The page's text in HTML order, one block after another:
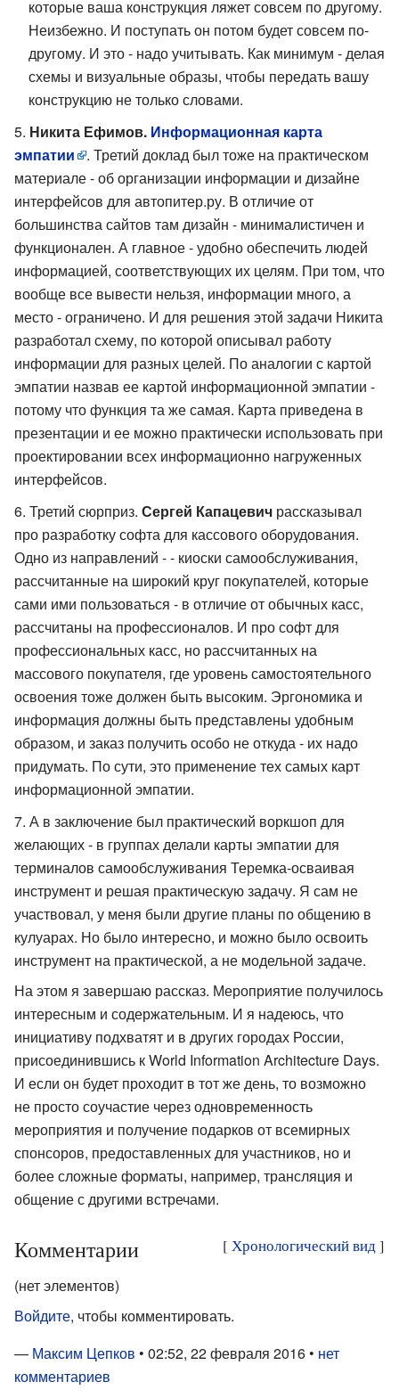
которые ваша конструкция ляжет совсем по другому.
Неизбежно. И поступать он потом будет совсем по-
другому. И это - надо учитывать. Как минимум - делая
схемы и визуальные образы, чтобы передать вашу
конструкцию не только словами.
Никита Ефимов. Информационная карта
эмпатии
. Третий доклад был тоже на практическом
материале - об организации информации и дизайне
интерфейсов для автопитер.ру. В отличие от
большинства сайтов там дизайн - минималистичен и
функционален. А главное - удобно обеспечить людей
информацией, соответствующих их целям. При том, что
вообще все вывести нельзя, информации много, а
место - ограничено. И для решения этой задачи Никита
разработал схему, по которой описывал работу
информации для разных целей. По аналогии с картой
эмпатии назвав ее картой информационной эмпатии -
потому что функция та же самая. Карта приведена в
презентации и ее можно практически использовать при
проектировании всех информационно нагруженных
интерфейсов.
Третий сюрприз. Сергей Капацевич рассказывал
про разработку софта для кассового оборудования.
Одно из направлений - - киоски самообслуживания,
рассчитанные на широкий круг покупателей, которые
сами ими пользоваться - в отличие от обычных касс,
рассчитаны на профессионалов. И про софт для
профессиональных касс, но рассчитанных на
массового покупателя, где уровень самостоятельного
освоения тоже должен быть высоким. Эргономика и
информация должны быть представлены удобным
образом, и заказ получить особо не откуда - их надо
придумать. По сути, это применение тех самых карт
информационной эмпатии.
А в заключение был практический воркшоп для
желающих - в группах делали карты эмпатии для
терминалов самообслуживания Теремка-осваивая
инструмент и решая практическую задачу. Я сам не
участвовал, у меня были другие планы по общению в
кулуарах. Но было интересно, и можно было освоить
инструмент на практической, а не модельной задаче.
На этом я завершаю рассказ. Мероприятие получилось
интересным и содержательным. И я надеюсь, что
инициативу подхватят и в других городах России,
присоединившись к World Information Architecture Days.
И если он будет проходит в тот же день, то возможно
не просто соучастие через одновременность
мероприятия и получение подарков от всемирных
спонсоров, предоставленных для участников, но и
более сложные форматы, например, трансляция и
общение с другими встречами.
[ Хронологический вид ]
Комментарии
(нет элементов)
Войдите, чтобы комментировать.
— Максим Цепков • 02:52, 22 февраля 2016 • нет
комментариев